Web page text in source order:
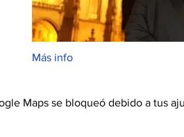
Más info
Maps se bloqueó debido a tus